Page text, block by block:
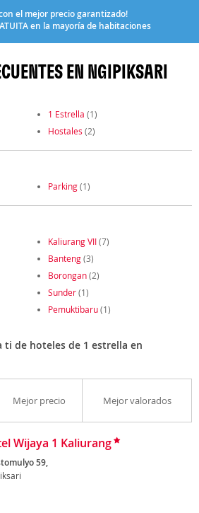
el mejor precio garantizado!
en la mayoría de habitaciones
EN NGIPIKSARI
1 Estrella (1)
Hostales (2)
Parking(1)
Kaliurang VII(7)
Banteng(3)
Borongan(2)
Sunder(1)
Pemuktibaru(1)
ti de hoteles de 1 estrella en
Mejor precio Mejor valorados
Wijaya 1 Kaliurang
59,